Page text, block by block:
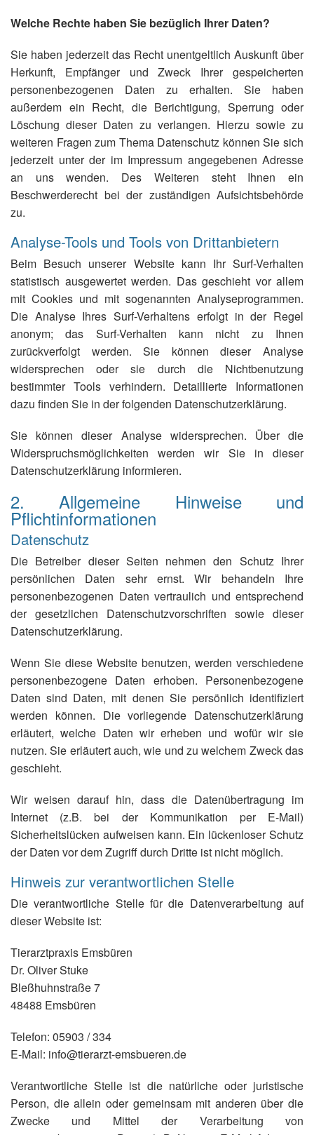
Welche Rechte haben Sie bezüglich Ihrer Daten?
Sie haben jederzeit das Recht unentgeltlich Auskunft über
Herkunft, Empfänger und Zweck Ihrer gespeicherten
personenbezogenen Daten zu erhalten. Sie haben
außerdem ein Recht, die Berichtigung, Sperrung oder
Löschung dieser Daten zu verlangen. Hierzu sowie zu
weiteren Fragen zum Thema Datenschutz können Sie sich
jederzeit unter der im Impressum angegebenen Adresse
an uns wenden. Des Weiteren steht Ihnen ein
Beschwerderecht bei der zuständigen Aufsichtsbehörde
zu.
Analyse-Tools und Tools von Drittanbietern
Beim Besuch unserer Website kann Ihr Surf-Verhalten
statistisch ausgewertet werden. Das geschieht vor allem
mit Cookies und mit sogenannten Analyseprogrammen.
Die Analyse Ihres Surf-Verhaltens erfolgt in der Regel
anonym; das Surf-Verhalten kann nicht zu Ihnen
zurückverfolgt werden. Sie können dieser Analyse
widersprechen oder sie durch die Nichtbenutzung
bestimmter Tools verhindern. Detaillierte Informationen
dazu finden Sie in der folgenden Datenschutzerklärung.
Sie können dieser Analyse widersprechen. Über die
Widerspruchsmöglichkeiten werden wir Sie in dieser
Datenschutzerklärung informieren.
2. Allgemeine Hinweise und
Pflichtinformationen
Datenschutz
Die Betreiber dieser Seiten nehmen den Schutz Ihrer
persönlichen Daten sehr ernst. Wir behandeln Ihre
personenbezogenen Daten vertraulich und entsprechend
der gesetzlichen Datenschutzvorschriften sowie dieser
Datenschutzerklärung.
Wenn Sie diese Website benutzen, werden verschiedene
personenbezogene Daten erhoben. Personenbezogene
Daten sind Daten, mit denen Sie persönlich identifiziert
werden können. Die vorliegende Datenschutzerklärung
erläutert, welche Daten wir erheben und wofür wir sie
nutzen. Sie erläutert auch, wie und zu welchem Zweck das
geschieht.
Wir weisen darauf hin, dass die Datenübertragung im
Internet (z.B. bei der Kommunikation per E-Mail)
Sicherheitslücken aufweisen kann. Ein lückenloser Schutz
der Daten vor dem Zugriff durch Dritte ist nicht möglich.
Hinweis zur verantwortlichen Stelle
Die verantwortliche Stelle für die Datenverarbeitung auf
dieser Website ist:
Tierarztpraxis Emsbüren
Dr. Oliver Stuke
Bleßhuhnstraße 7
48488 Emsbüren
Telefon: 05903 / 334
E-Mail: info@tierarzt-emsbueren.de
Verantwortliche Stelle ist die natürliche oder juristische
Person, die allein oder gemeinsam mit anderen über die
Zwecke und Mittel der Verarbeitung von